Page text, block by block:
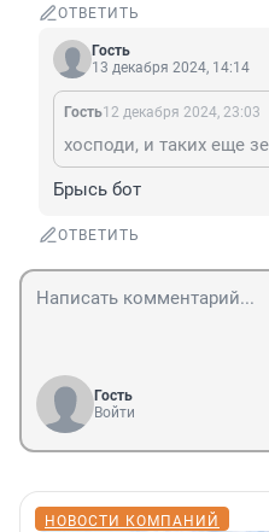
ОТВЕТИТЬ
Гость
13 декабря 2024, 14:14
Гость12 декабря 2024, 23:03
Брысь бот
ОТВЕТИТЬ
Гость
Войти
НОВОСТИ КОМПАНИЙ